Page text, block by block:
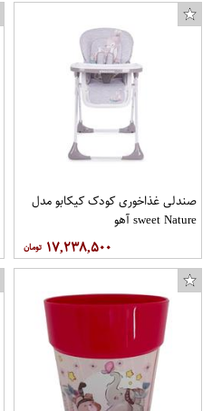
صندلی غذاخوری کودک کیکابو مدل
sweet Nature آهو
۱۷,۲۳۸,۵۰۰